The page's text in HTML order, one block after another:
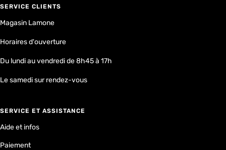
SERVICE CLIENTS
Magasin Lamone
Horaires d'ouverture
Du lundi au vendredi de 8h45 à 17h
Le samedi sur rendez-vous
SERVICE ET ASSISTANCE
Aide et infos
Paiement